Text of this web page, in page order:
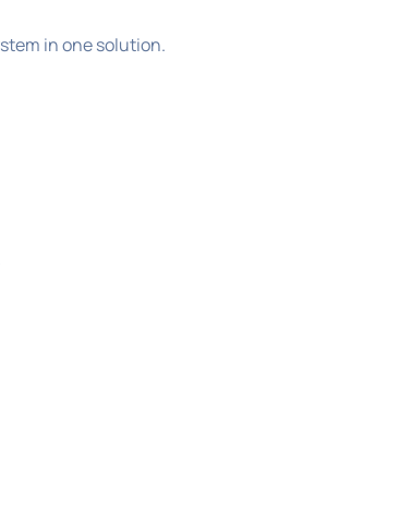
in one solution.